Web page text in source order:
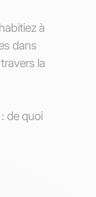
à
dans
la
de quoi